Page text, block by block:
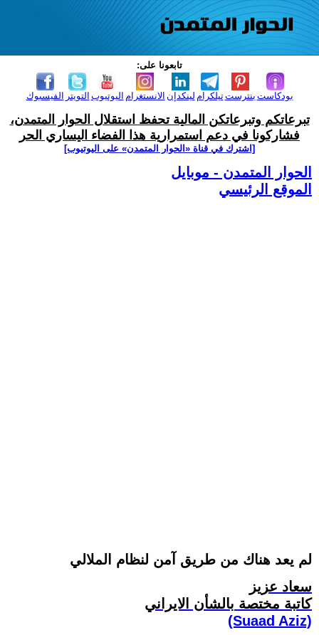
تابعونا على:
الفيسبوك التويتر اليوتيوب الانستغرام لينكدإن تيلكرامبنترست بودكاست
تبرعاتكم وتبرعاتكن المالية تحفظ استقلال الحوار المتمدن،
فشاركونا في دعم استمرارية هذا الفضاء اليساري الحر
[اشترك في قناة ‫«الحوار المتمدن» على اليوتيوب]
الحوار المتمدن - موبايل
الموقع الرئيسي
لم يعد هناك من طريق آمن لنظام الملالي
سعاد عزيز
کاتبة مختصة بالشأن الايراني
(Suaad Aziz)